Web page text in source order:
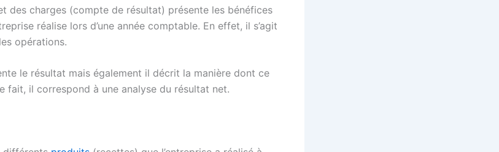
des charges (compte de résultat) présente les bénéfices
réalise lors d’une année comptable. En effet, il s’agit
opérations.
le résultat mais également il décrit la manière dont ce
fait, il correspond à une analyse du résultat net.